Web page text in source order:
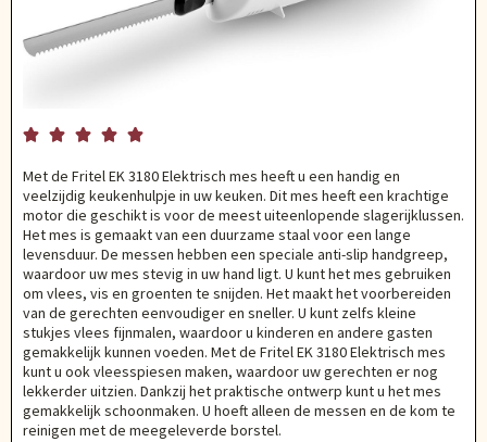
    
Met de Fritel EK 3180 Elektrisch mes heeft u een handig en
veelzijdig keukenhulpje in uw keuken. Dit mes heeft een krachtige
motor die geschikt is voor de meest uiteenlopende slagerijklussen.
Het mes is gemaakt van een duurzame staal voor een lange
levensduur. De messen hebben een speciale anti-slip handgreep,
waardoor uw mes stevig in uw hand ligt. U kunt het mes gebruiken
om vlees, vis en groenten te snijden. Het maakt het voorbereiden
van de gerechten eenvoudiger en sneller. U kunt zelfs kleine
stukjes vlees fijnmalen, waardoor u kinderen en andere gasten
gemakkelijk kunnen voeden. Met de Fritel EK 3180 Elektrisch mes
kunt u ook vleesspiesen maken, waardoor uw gerechten er nog
lekkerder uitzien. Dankzij het praktische ontwerp kunt u het mes
gemakkelijk schoonmaken. U hoeft alleen de messen en de kom te
reinigen met de meegeleverde borstel.